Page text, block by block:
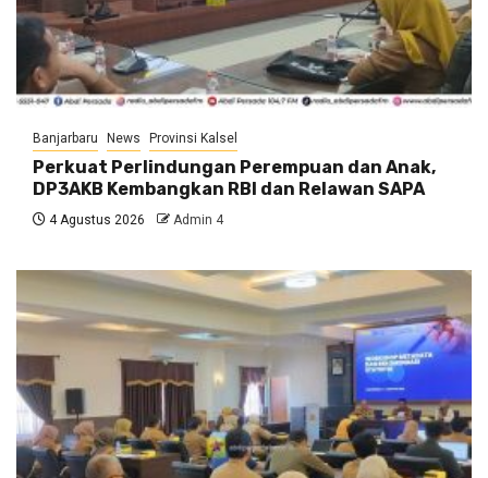
Banjarbaru News Provinsi Kalsel
Perkuat Perlindungan Perempuan dan Anak,
DP3AKB Kembangkan RBI dan Relawan SAPA
4 Agustus 2026 Admin 4